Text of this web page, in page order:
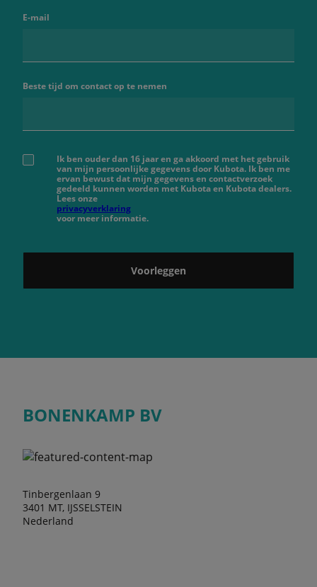
E-mail
Beste tijd om contact op te nemen
Ik ben ouder dan 16 jaar en ga akkoord met het gebruik
van mijn persoonlijke gegevens door Kubota. Ik ben me
ervan bewust dat mijn gegevens en contactverzoek
gedeeld kunnen worden met Kubota en Kubota dealers.
Lees onze
privacyverklaring
voor meer informatie.
Voorleggen
BONENKAMP BV
Tinbergenlaan 9
3401 MT, IJSSELSTEIN
Nederland